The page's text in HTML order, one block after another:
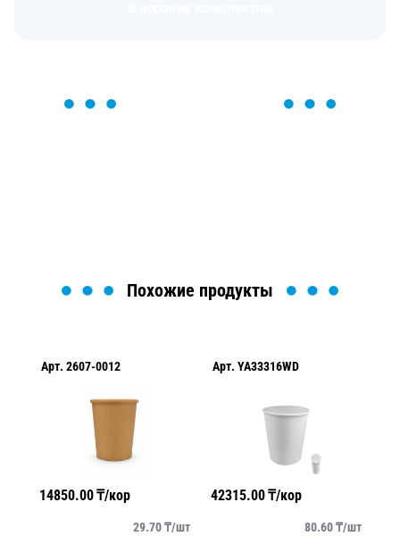
Похожие продукты
Арт. 2607-0012
14850.00₸/кор
29.70₸/шт
Арт. YA33316WD
42315.00₸/кор
80.60₸/шт